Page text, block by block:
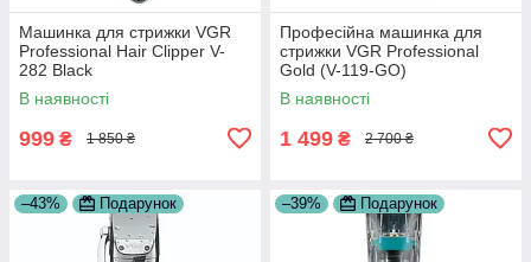
Машинка для стрижки VGR
Professional Hair Clipper V-
282 Black
В наявності
999 ₴ 1 850 ₴
Професійна машинка для
стрижки VGR Professional
Gold (V-119-GO)
В наявності
1 499 ₴ 2 700 ₴
–43% Подарунок –39% Подарунок